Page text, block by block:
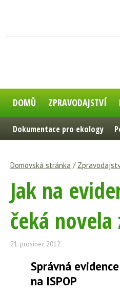
DOMŮ ZPRAVODAJSTVÍ
Dokumentace pro ekology
Domovská stránka /
Jak na
čeká
21. prosinec 2012
Správná
na ISPOP